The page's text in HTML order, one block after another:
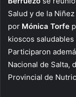
Salud y de la
por Mónica Torfe
kioscos
Participaron
Nacional de Salta,
Provincial de